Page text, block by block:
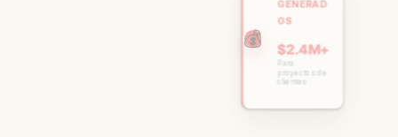
🚀
CAMPAÑ
AS
150+
Actualmente